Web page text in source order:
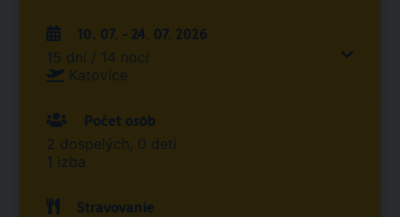
10. 07. - 24. 07. 2026
15 dní / 14 nocí
Katovice
Počet osôb
2 dospelých, 0 detí
1 izba
Stravovanie